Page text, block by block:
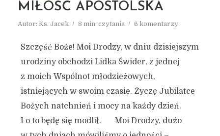
MIŁOŚĆ APOSTOLSKA
Autor: Ks. Jacek 8 min. czytania 6 komentarzy
Szczęść Boże! Moi Drodzy, w dniu dzisiejszym
urodziny obchodzi Lidka Świder, z jednej
z moich Wspólnot młodzieżowych,
istniejących w swoim czasie. Życzę Jubilatce
Bożych natchnień i mocy na każdy dzień.
I o to będę się modlił. Moi Drodzy, dużo